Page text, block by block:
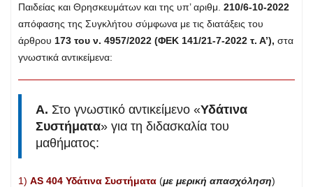
Παιδείας και Θρησκευμάτων και της υπ’ αριθμ. 210/6-10-2022
απόφασης της Συγκλήτου σύμφωνα με τις διατάξεις του
άρθρου 173 του ν. 4957/2022 (ΦΕΚ 141/21-7-2022 τ. Α’), στα
γνωστικά αντικείμενα:
Α. Στο γνωστικό αντικείμενο «Υδάτινα
Συστήματα» για τη διδασκαλία του
μαθήματος:
1) AS 404 Υδάτινα Συστήματα (με μερική απασχόληση)